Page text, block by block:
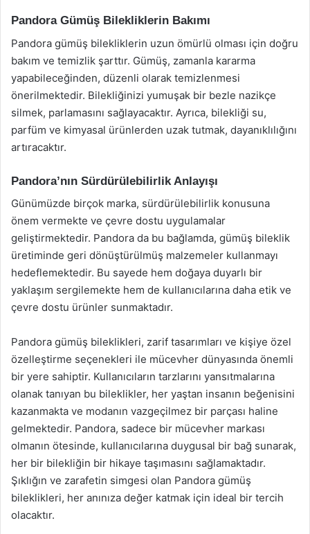
Pandora Gümüş Bilekliklerin Bakımı
Pandora gümüş bilekliklerin uzun ömürlü olması için doğru
bakım ve temizlik şarttır. Gümüş, zamanla kararma
yapabileceğinden, düzenli olarak temizlenmesi
önerilmektedir. Bilekliğinizi yumuşak bir bezle nazikçe
silmek, parlamasını sağlayacaktır. Ayrıca, bilekliği su,
parfüm ve kimyasal ürünlerden uzak tutmak, dayanıklılığını
artıracaktır.
Pandora’nın Sürdürülebilirlik Anlayışı
Günümüzde birçok marka, sürdürülebilirlik konusuna
önem vermekte ve çevre dostu uygulamalar
geliştirmektedir. Pandora da bu bağlamda, gümüş bileklik
üretiminde geri dönüştürülmüş malzemeler kullanmayı
hedeflemektedir. Bu sayede hem doğaya duyarlı bir
yaklaşım sergilemekte hem de kullanıcılarına daha etik ve
çevre dostu ürünler sunmaktadır.
Pandora gümüş bileklikleri, zarif tasarımları ve kişiye özel
özelleştirme seçenekleri ile mücevher dünyasında önemli
bir yere sahiptir. Kullanıcıların tarzlarını yansıtmalarına
olanak tanıyan bu bileklikler, her yaştan insanın beğenisini
kazanmakta ve modanın vazgeçilmez bir parçası haline
gelmektedir. Pandora, sadece bir mücevher markası
olmanın ötesinde, kullanıcılarına duygusal bir bağ sunarak,
her bir bilekliğin bir hikaye taşımasını sağlamaktadır.
Şıklığın ve zarafetin simgesi olan Pandora gümüş
bileklikleri, her anınıza değer katmak için ideal bir tercih
olacaktır.